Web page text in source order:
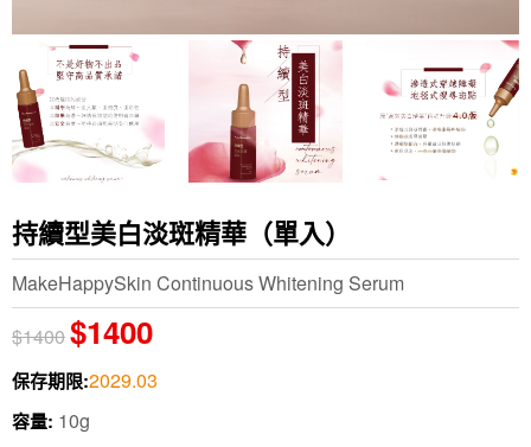
持續型美白淡斑精華（單入）
MakeHappySkin Continuous Whitening Serum
$1400$1400
保存期限:2029.03
容量: 10g